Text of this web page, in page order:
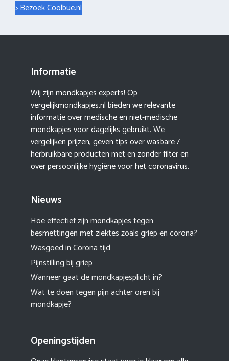
> Bezoek Coolbue.nl
Informatie
Wij zijn mondkapjes experts! Op
vergelijkmondkapjes.nl bieden we relevante
informatie over medische en niet-medische
mondkapjes voor dagelijks gebruikt. We
vergelijken prijzen, geven tips over wasbare /
herbruikbare producten met en zonder filter en
over persoonlijke hygiëne voor het coronavirus.
Nieuws
Hoe effectief zijn mondkapjes tegen
besmettingen met ziektes zoals griep en corona?
Wasgoed in Corona tijd
Pijnstilling bij griep
Wanneer gaat de mondkapjesplicht in?
Wat te doen tegen pijn achter oren bij
mondkapje?
Openingstijden